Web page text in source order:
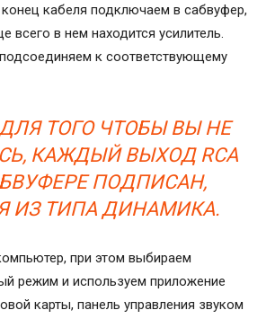
кабеля подключаем в сабвуфер,
всего в нем находится усилитель.
к соответствующему
ТОГО ЧТОБЫ ВЫ НЕ
КАЖДЫЙ ВЫХОД RCA
ПОДПИСАН,
ИЗ ТИПА ДИНАМИКА.
при этом выбираем
режим и используем приложение
карты, панель управления звуком